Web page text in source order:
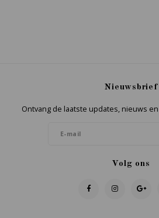
Nieuwsbrief
Ontvang de laatste updates, nieuws
Volg ons